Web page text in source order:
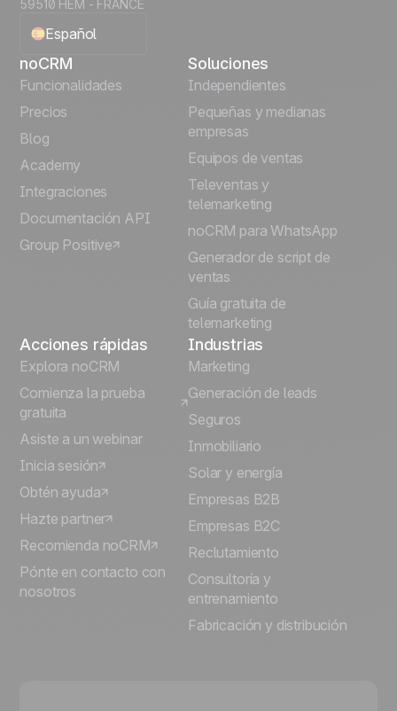
59510 HEM - FRANCE
Español
English
Français
Português
Italiano
Deutsch
noCRM
Funcionalidades
Precios
Blog
Academy
Integraciones
Documentación API
Group Positive
Soluciones
Independientes
Pequeñas y medianas
empresas
Equipos de ventas
Televentas y
telemarketing
noCRM para WhatsApp
Generador de script de
ventas
Guía gratuita de
telemarketing
Acciones rápidas
Explora noCRM
Comienza la prueba
gratuita
Asiste a un webinar
Inicia sesión
Obtén ayuda
Hazte partner
Recomienda noCRM
Pónte en contacto con
nosotros
Industrias
Marketing
Generación de leads
Seguros
Inmobiliario
Solar y energía
Empresas B2B
Empresas B2C
Reclutamiento
Consultoría y
entrenamiento
Fabricación y distribución